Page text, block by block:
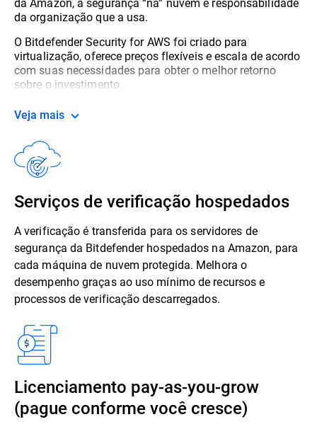
da organização que a usa.
O Bitdefender Security for AWS foi criado para
virtualização, oferece preços flexíveis e escala de acordo
com suas necessidades para obter o melhor retorno
sobre o investimento.
Veja mais
Serviços de verificação hospedados
A verificação é transferida para os servidores de
segurança da Bitdefender hospedados na Amazon, para
cada máquina de nuvem protegida. Melhora o
desempenho graças ao uso mínimo de recursos e
processos de verificação descarregados.
Licenciamento pay-as-you-grow
(pague conforme você cresce)